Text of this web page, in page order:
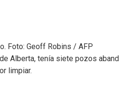
Foto: Geoff Robins / AFP
Alberta, tenía siete pozos
limpiar.